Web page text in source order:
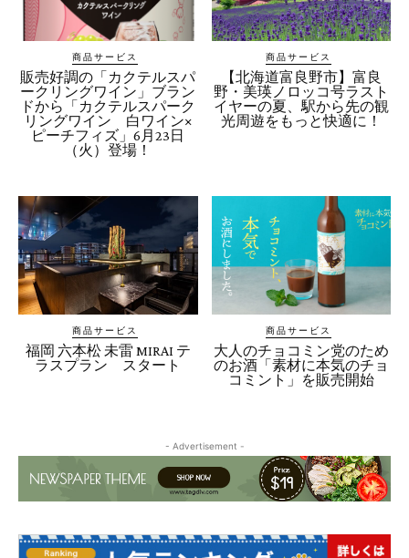
商品サービス
販売好調の「カクテルスパ
ークリングワイン」ブラン
ドから「カクテルスパーク
リングワイン 白ワイン×
ピーチフィズ」6月23日
（火）登場！
商品サービス
【北海道富良野市】富良
野・美瑛ノロッコ号ラスト
イヤーの夏、駅から先の観
光周遊をもっと快適に！
商品サービス
福岡 六本松 未雷 MIRAI テ
ラスプラン スタート
商品サービス
大人のチョコミン党のため
のお酒「素材に本気のチョ
コミント」を販売開始
- Advertisement -